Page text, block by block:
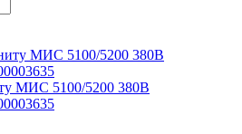
МИС 5100/5200 380В